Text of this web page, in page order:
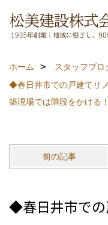
ホーム
スタッフブロ
◆春日井市での戸建てリ
築現場では階段をかける
前の記事
◆春日井市での